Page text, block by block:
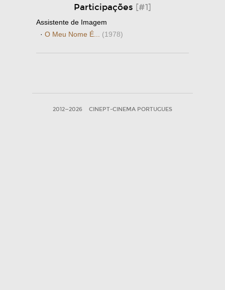
Participações [#1]
Assistente de Imagem
· O Meu Nome É... (1978)
2012—2026 CINEPT-CINEMA PORTUGUES